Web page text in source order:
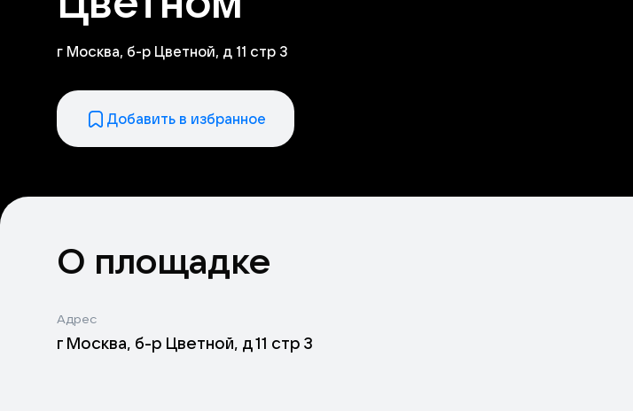
г Москва, б-р Цветной, д 11 стр 3
Добавить в избранное
О площадке
Адрес
г Москва, б-р Цветной, д 11 стр 3